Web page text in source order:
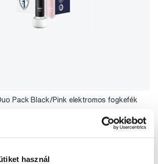
használ
Pack Black/Pink elektromos fogkefék